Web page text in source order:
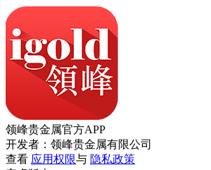
领峰贵金属官方APP
开发者：领峰贵金属有限公司
查看 应用权限与 隐私政策